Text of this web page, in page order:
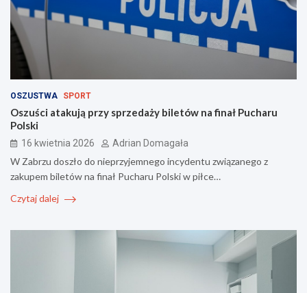
OSZUSTWA SPORT
Oszuści atakują przy sprzedaży biletów na finał Pucharu
Polski
16 kwietnia 2026 Adrian Domagała
W Zabrzu doszło do nieprzyjemnego incydentu związanego z
zakupem biletów na finał Pucharu Polski w piłce…
Czytaj dalej